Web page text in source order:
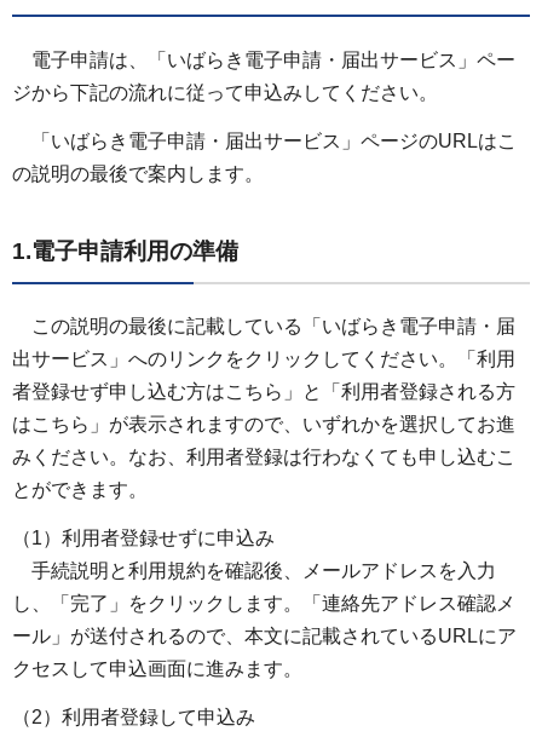
電子申請は、「いばらき電子申請・届出サービス」ペー
ジから下記の流れに従って申込みしてください。
「いばらき電子申請・届出サービス」ページのURLはこ
の説明の最後で案内します。
1.電子申請利用の準備
この説明の最後に記載している「いばらき電子申請・届
出サービス」へのリンクをクリックしてください。「利用
者登録せず申し込む方はこちら」と「利用者登録される方
はこちら」が表示されますので、いずれかを選択してお進
みください。なお、利用者登録は行わなくても申し込むこ
とができます。
（1）利用者登録せずに申込み
手続説明と利用規約を確認後、メールアドレスを入力
し、「完了」をクリックします。「連絡先アドレス確認メ
ール」が送付されるので、本文に記載されているURLにア
クセスして申込画面に進みます。
（2）利用者登録して申込み